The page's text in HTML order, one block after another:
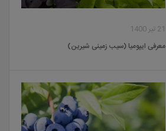
21 تیر 1400
معرفی ایپومیا (سیب زمینی شیرین)